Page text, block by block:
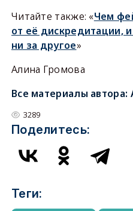
Читайте также: «Чем
от её дискредитации,
ни за другое»
Алина Громова
Все материалы автора:
3289
Поделитесь:
Теги: